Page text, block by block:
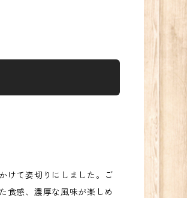
けて姿切りにしました。ご
食感、濃厚な風味が楽しめ